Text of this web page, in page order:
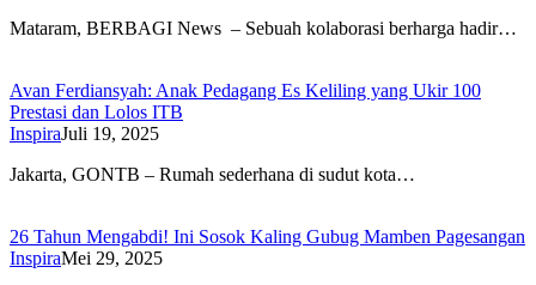
Mataram, BERBAGI News – Sebuah kolaborasi berharga hadir…
Avan Ferdiansyah: Anak Pedagang Es Keliling yang Ukir 100
Prestasi dan Lolos ITB
InspiraJuli 19, 2025
Jakarta, GONTB – Rumah sederhana di sudut kota…
26 Tahun Mengabdi! Ini Sosok Kaling Gubug Mamben Pagesangan
InspiraMei 29, 2025